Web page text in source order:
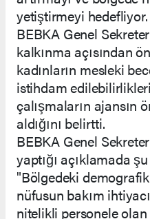
yetiştirmeyi hedefliyor.
BEBKA Genel
kalkınma açısından
kadınların mesleki
istihdam
çalışmaların ajansın
aldığını belirtti.
BEBKA Genel
yaptığı açıklamada
"Bölgedeki
nüfusun bakım
nitelikli personele